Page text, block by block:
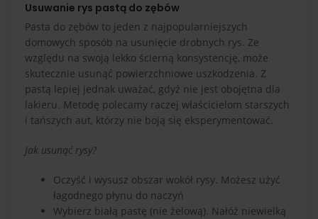
Usuwanie rys pastą do zębów
Pasta do zębów to jeden z najpopularniejszych
domowych sposób na usunięcie drobnych rys. Ze
względu na swoją lekko ścierną konsystencję, może
skutecznie usunąć powierzchniowe uszkodzenia. Z
pastą lepiej jednak uważać, gdyż nie jest obojętna dla
lakieru. Metodę polecamy raczej właścicielom starszych
i tańszych aut, którzy nie boją się eksperymentować.
Jak usunąć rysy?
Oczyść i wysusz obszar wokół rysy. Możesz użyć
łagodnego płynu do naczyń
Wybierz białą pastę (nie żelową). Nałóż niewielką